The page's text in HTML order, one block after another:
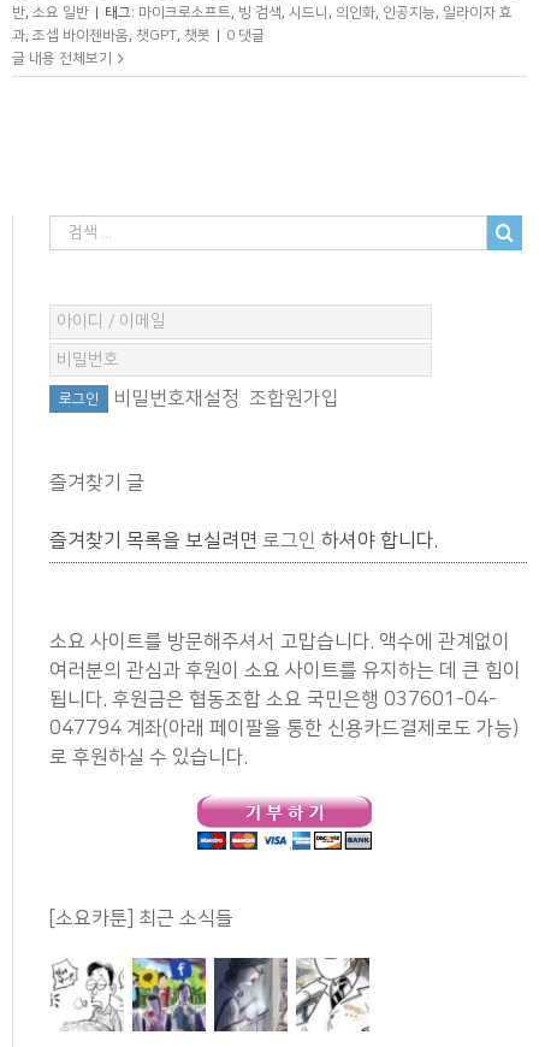
반, 소요 일반 | 태그: 마이크로소프트, 빙 검색, 시드니 , 의인화, 인공지능, 일라이자 효
과, 조셉 바이젠바움, 챗GPT, 챗봇 | 0 댓글
글 내용 전체보기
비밀번호재설정 조합원가입
즐겨찾기 글
즐겨찾기 목록을 보실려면 로그인 하셔야 합니다.
소요 사이트를 방문해주셔서 고맙습니다. 액수에 관계없이
여러분의 관심과 후원이 소요 사이트를 유지하는 데 큰 힘이
됩니다. 후원금은 협동조합 소요 국민은행 037601-04-
047794 계좌(아래 페이팔을 통한 신용카드결제로도 가능)
로 후원하실 수 있습니다.
[소요카툰] 최근 소식들